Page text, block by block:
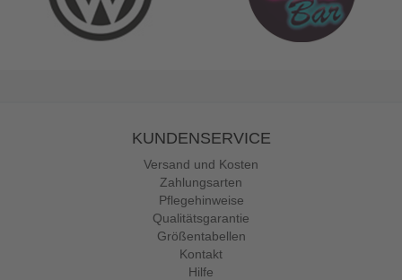
KUNDENSERVICE
Versand und Kosten
Zahlungsarten
Pflegehinweise
Qualitätsgarantie
Größentabellen
Kontakt
Hilfe